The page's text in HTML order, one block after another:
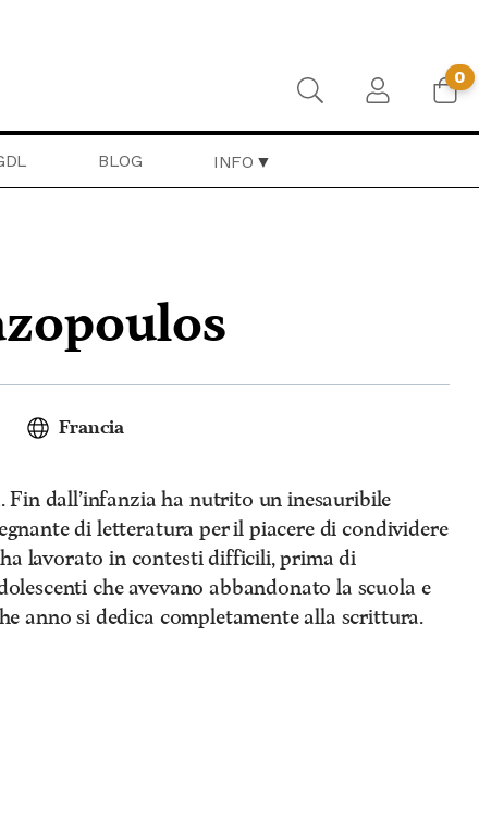
0
BLOG INFO
Francia
Fin dall’infanzia ha nutrito un inesauribile
di letteratura per il piacere di condividere
lavorato in contesti difficili, prima di
che avevano abbandonato la scuola e
anno si dedica completamente alla scrittura.